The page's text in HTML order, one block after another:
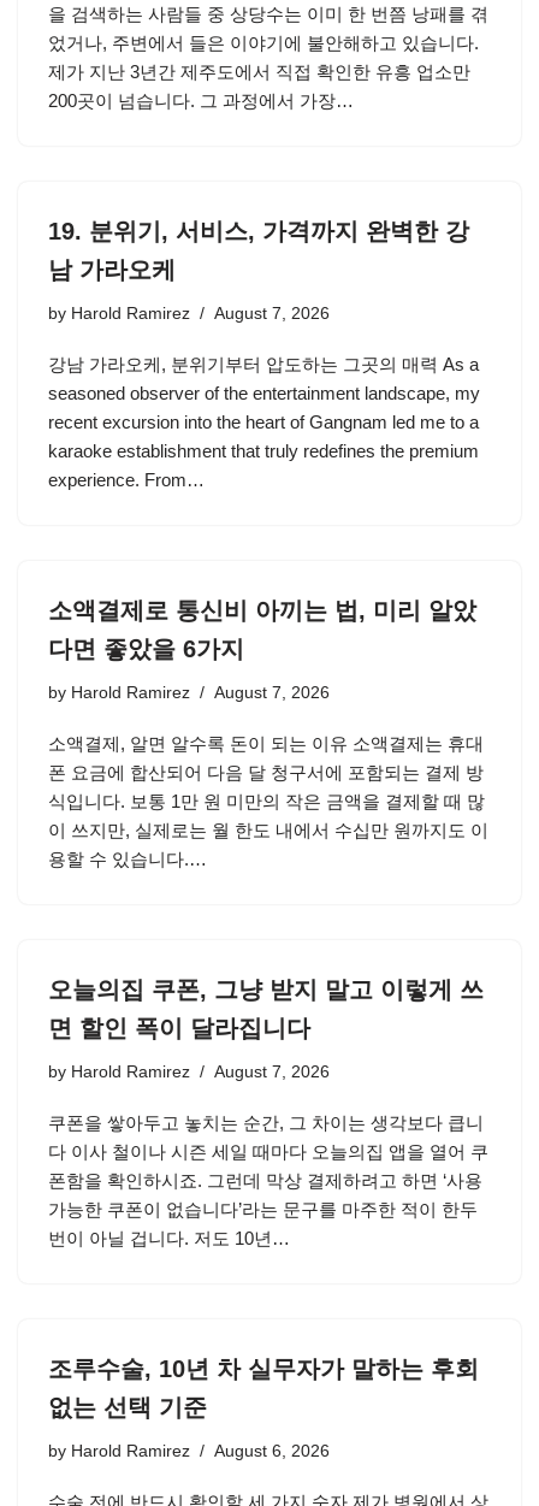
을 검색하는 사람들 중 상당수는 이미 한 번쯤 낭패를 겪
었거나, 주변에서 들은 이야기에 불안해하고 있습니다.
제가 지난 3년간 제주도에서 직접 확인한 유흥 업소만
200곳이 넘습니다. 그 과정에서 가장…
19. 분위기, 서비스, 가격까지 완벽한 강
남 가라오케
by Harold Ramirez August 7, 2026
강남 가라오케, 분위기부터 압도하는 그곳의 매력 As a
seasoned observer of the entertainment landscape, my
recent excursion into the heart of Gangnam led me to a
karaoke establishment that truly redefines the premium
experience. From…
소액결제로 통신비 아끼는 법, 미리 알았
다면 좋았을 6가지
by Harold Ramirez August 7, 2026
소액결제, 알면 알수록 돈이 되는 이유 소액결제는 휴대
폰 요금에 합산되어 다음 달 청구서에 포함되는 결제 방
식입니다. 보통 1만 원 미만의 작은 금액을 결제할 때 많
이 쓰지만, 실제로는 월 한도 내에서 수십만 원까지도 이
용할 수 있습니다.…
오늘의집 쿠폰, 그냥 받지 말고 이렇게 쓰
면 할인 폭이 달라집니다
by Harold Ramirez August 7, 2026
쿠폰을 쌓아두고 놓치는 순간, 그 차이는 생각보다 큽니
다 이사 철이나 시즌 세일 때마다 오늘의집 앱을 열어 쿠
폰함을 확인하시죠. 그런데 막상 결제하려고 하면 ‘사용
가능한 쿠폰이 없습니다’라는 문구를 마주한 적이 한두
번이 아닐 겁니다. 저도 10년…
조루수술, 10년 차 실무자가 말하는 후회
없는 선택 기준
by Harold Ramirez August 6, 2026
수술 전에 반드시 확인할 세 가지 숫자 제가 병원에서 상